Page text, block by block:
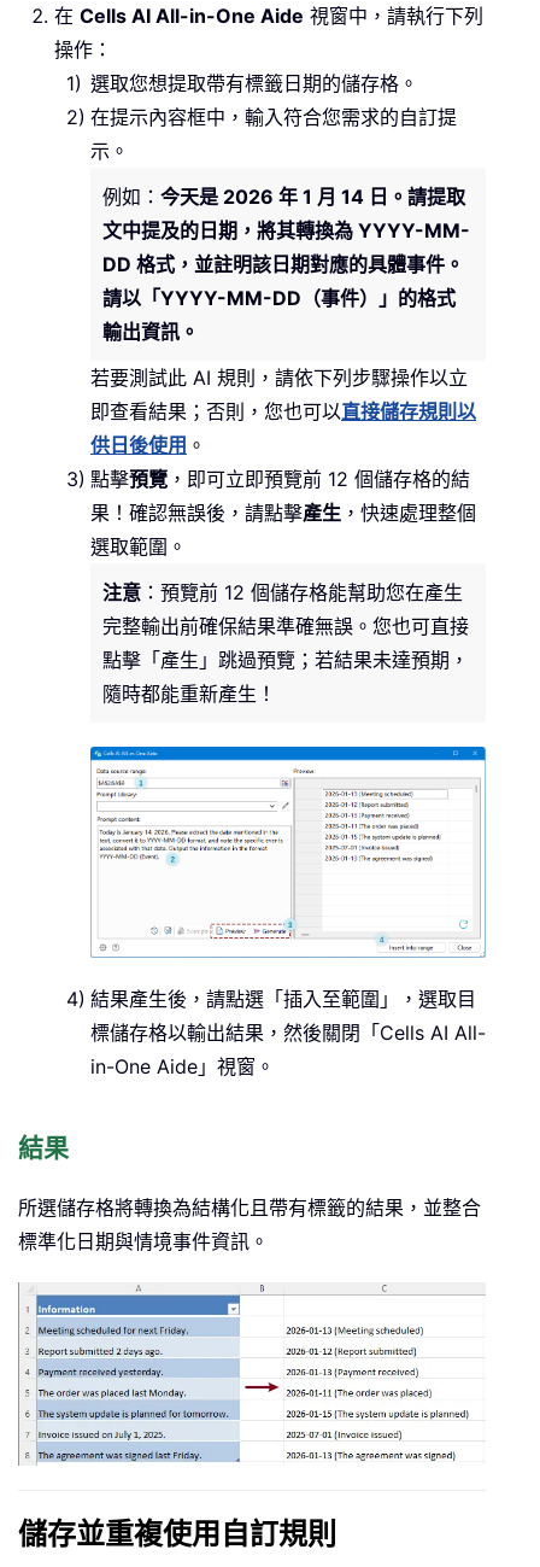
在 Cells AI All-in-One Aide 視窗中，請執行下列
操作：
選取您想提取帶有標籤日期的儲存格。
在提示內容框中，輸入符合您需求的自訂提
示。
例如： 今天是 2026 年 1 月 14 日。請提取
文中提及的日期，將其轉換為 YYYY-MM-
DD 格式，並註明該日期對應的具體事件。
請以「YYYY-MM-DD（事件）」的格式
輸出資訊。
若要測試此 AI 規則，請依下列步驟操作以立
即查看結果；否則，您也可以直接儲存規則以
供日後使用 。
點擊預覽 ，即可立即預覽前 12 個儲存格的結
果！確認無誤後，請點擊產生 ，快速處理整個
選取範圍。
注意 ：預覽前 12 個儲存格能幫助您在產生
完整輸出前確保結果準確無誤。您也可直接
點擊「產生」跳過預覽；若結果未達預期，
隨時都能重新產生！
結果產生後，請點選「插入至範圍」，選取目
標儲存格以輸出結果，然後關閉「Cells AI All-
in-One Aide」視窗。
結果
所選儲存格將轉換為結構化且帶有標籤的結果，並整合
標準化日期與情境事件資訊。
儲存並重複使用自訂規則